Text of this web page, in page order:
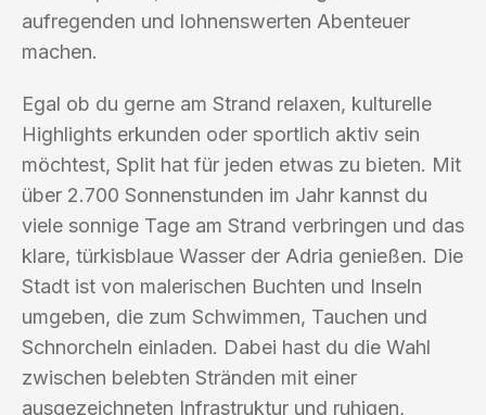
aufregenden und lohnenswerten Abenteuer
machen.
Egal ob du gerne am Strand relaxen, kulturelle
Highlights erkunden oder sportlich aktiv sein
möchtest, Split hat für jeden etwas zu bieten. Mit
über 2.700 Sonnenstunden im Jahr kannst du
viele sonnige Tage am Strand verbringen und das
klare, türkisblaue Wasser der Adria genießen. Die
Stadt ist von malerischen Buchten und Inseln
umgeben, die zum Schwimmen, Tauchen und
Schnorcheln einladen. Dabei hast du die Wahl
zwischen belebten Stränden mit einer
ausgezeichneten Infrastruktur und ruhigen,